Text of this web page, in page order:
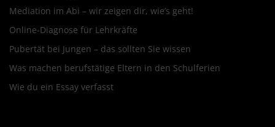
Mediation im Abi – wir zeigen dir, wie’s geht!
Online-Diagnose für Lehrkräfte
Pubertät bei Jungen – das sollten Sie wissen
Was machen berufstätige Eltern in den Schulferien
Wie du ein Essay verfasst